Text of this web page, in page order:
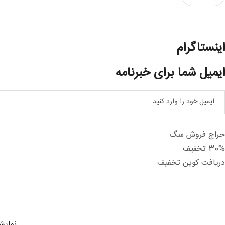
اینستاگرام
ایمیل شما برای خبرنامه
حراج فروش سگ
30% تخفیف
دریافت کوپن تخفیف